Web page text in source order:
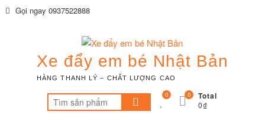
SkipGọi ngay 0937522888
Xe đẩy em bé Nhật Bản
HÀNG THANH LÝ – CHẤT LƯỢNG CAO
Tìm
kiếm:
0 Total
0₫
0